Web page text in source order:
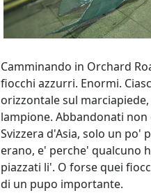
Camminando in Orchard
fiocchi azzurri. Enormi.
orizzontale sul
lampione. Abbandonati
Svizzera d'Asia, solo un po'
erano, e' perche' qualcuno
piazzati li'. O forse quei
di un pupo importante.